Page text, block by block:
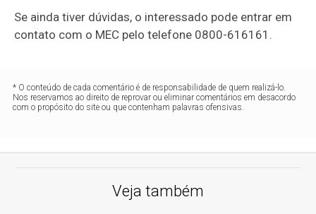
Se ainda tiver dúvidas, o interessado pode entrar em
contato com o MEC pelo telefone 0800-616161.
* O conteúdo de cada comentário é de responsabilidade de quem realizá-lo.
Nos reservamos ao direito de reprovar ou eliminar comentários em desacordo
com o propósito do site ou que contenham palavras ofensivas.
Veja também